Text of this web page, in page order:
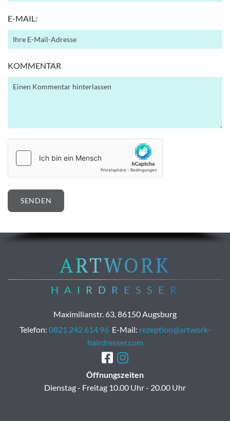
E-MAIL:
KOMMENTAR
ARTWORK
HAIRDRESSER
Maximilianstr. 63, 86150 Augsburg
Telefon: 0821 242 614 96 E-Mail: rezeption@artwork-
hairdresser.com
 
Öffnungszeiten
Dienstag - Freitag 10.00 Uhr - 20.00 Uhr